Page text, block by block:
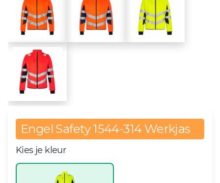
Engel Safety 1544-314 Werkjas
Kies je kleur